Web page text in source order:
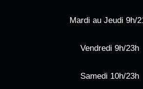
Mardi au Jeudi 9h/
Vendredi 9h/23h
Samedi 10h/23h